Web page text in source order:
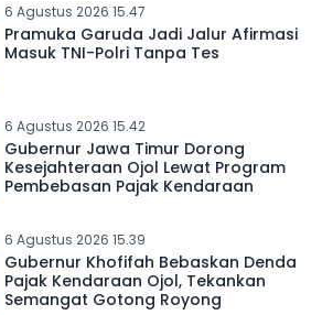
6 Agustus 2026 15.47
Pramuka Garuda Jadi Jalur Afirmasi
Masuk TNI-Polri Tanpa Tes
6 Agustus 2026 15.42
Gubernur Jawa Timur Dorong
Kesejahteraan Ojol Lewat Program
Pembebasan Pajak Kendaraan
6 Agustus 2026 15.39
Gubernur Khofifah Bebaskan Denda
Pajak Kendaraan Ojol, Tekankan
Semangat Gotong Royong